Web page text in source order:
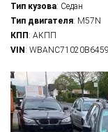
Тип кузова: Седан
Тип двигателя: M57N
КПП: АКПП
VIN: